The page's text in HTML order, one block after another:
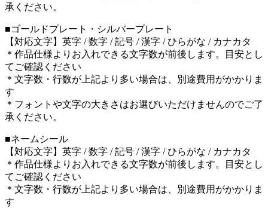
承ください。
■ゴールドプレート・シルバープレート
【対応文字】 英字 / 数字 / 記号 / 漢字 / ひらがな / カナカタ
＊作品仕様よりお入れできる文字数が前後します。目安とし
てご確認ください
＊文字数・行数が上記より多い場合は、別途費用がかかりま
す
＊フォントや文字の大きさはお選びいただけませんのでご了
承ください。
■ネームシール
【対応文字】 英字 / 数字 / 記号 / 漢字 / ひらがな / カナカタ
＊作品仕様よりお入れできる文字数が前後します。目安とし
てご確認ください
＊文字数・行数が上記より多い場合は、別途費用がかかりま
す